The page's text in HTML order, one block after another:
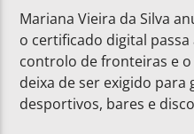
Mariana Vieira da Silva
o certificado digital
controlo de fronteiras e
deixa de ser exigido
desportivos, bares e